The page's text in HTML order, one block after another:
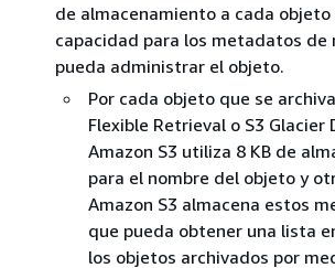
de almacenamiento a cada
capacidad para los metadatos de
pueda administrar el objeto.
Por cada objeto que se
Flexible Retrieval o S3 Glacier
Amazon S3 utiliza 8 KB de
para el nombre del objeto y
Amazon S3 almacena estos
que pueda obtener una lista
los objetos archivados por